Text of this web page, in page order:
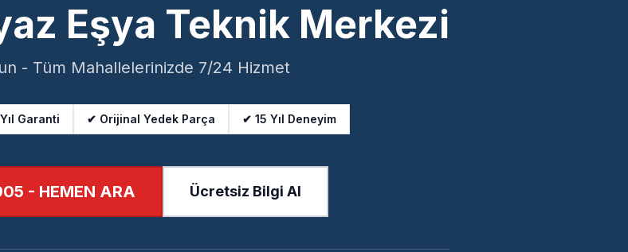
Eşya Teknik Merkezi
- Tüm Mahallelerinizde 7/24 Hizmet
Garanti ✔ Orijinal Yedek Parça ✔ 15 Yıl Deneyim
- HEMEN ARA Ücretsiz Bilgi Al